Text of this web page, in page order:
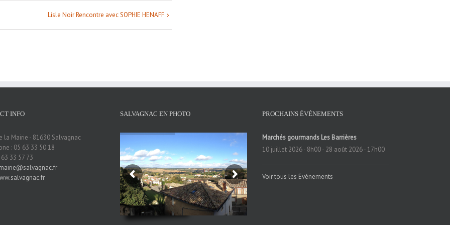
Lisle Noir Rencontre avec SOPHIE HENAFF
INFO
la Mairie - 81630 Salvagnac
: 05 63 33 50 18
33 57 73
SALVAGNAC EN PHOTO PROCHAINS ÉVÉNEMENTS
Marchés gourmands Les Barrières
10 juillet 2026 - 8h00- 28 août 2026 - 17h00
Voir tous les Évènements